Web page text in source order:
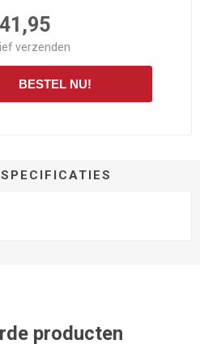
verzenden
BESTEL NU!
producten